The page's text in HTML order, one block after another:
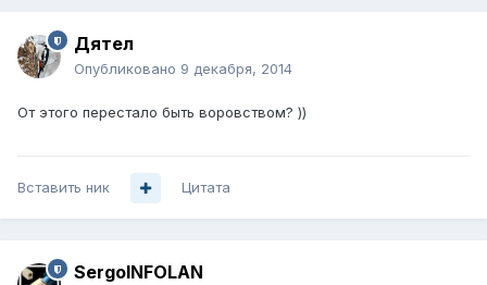
Дятел
Опубликовано 9 декабря, 2014
От этого перестало быть воровством? ))
Вставить ник Цитата
SergoINFOLAN